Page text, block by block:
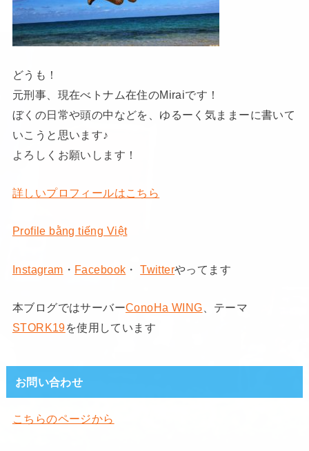
どうも！
元刑事、現在べトナム在住のMiraiです！
ぼくの日常や頭の中などを、ゆるーく気ままーに書いて
いこうと思います♪
よろしくお願いします！
詳しいプロフィールはこちら
Profile bằng tiếng Việt
Instagram ・ Facebook ・Twitterやってます
本ブログではサーバーConoHa WING 、テーマ
STORK19を使用しています
お問い合わせ
こちらのページから